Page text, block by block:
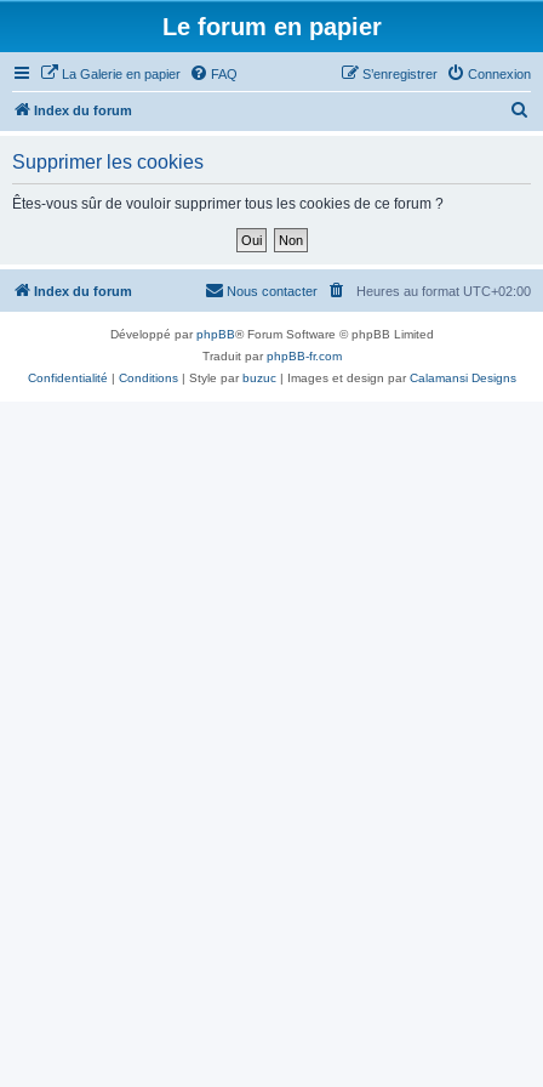
Le forum en papier
La Galerie en papier FAQ Connexion
S’enregistrer
Index du forum
h
Supprimer les cookies
Êtes-vous sûr de vouloir supprimer tous les cookies de ce forum ?
Index du forum Heures au format UTC+02:00
Nous contacter
Développé parphpBB® Forum Software © phpBB Limited
Traduit parphpBB-fr.com
Confidentialité | Conditions| Style parbuzuc| Images et design parCalamansi Designs